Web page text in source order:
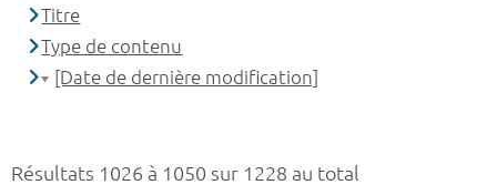
Résultats 1026 à 1050 sur 1228 au total
Titre
Type de contenu
[Date de dernière modification]